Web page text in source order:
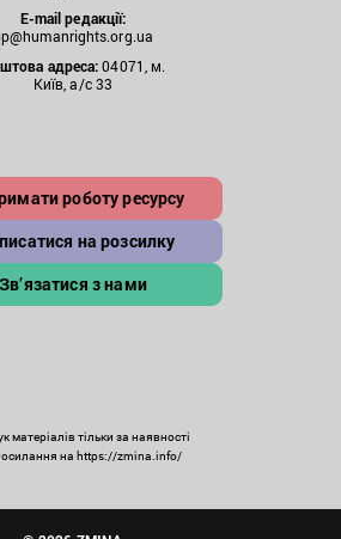
E-mail редакції:
адреса:04071, м.
Київ, а/с 33
роботу ресурсу
на розсилку
Зв’язатися з нами
матеріалів тільки за наявності
на https://zmina.info/